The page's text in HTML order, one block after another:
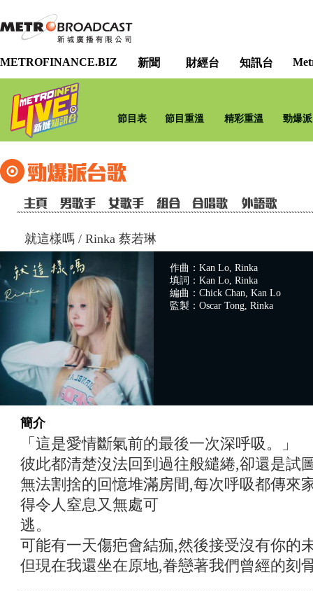
METROFINANCE.BIZ 新聞 財經台 知訊台
節目表 節目重溫 精彩重溫 勁爆
就這樣嗎 / Rinka 蔡若琳
作曲：Kan Lo, Rinka
填詞：Kan Lo, Rinka
編曲：Chick Chan, Kan Lo
監製：Oscar Tong, Rinka
簡介
「這是愛情斷氣前的最後一次深呼吸。」
彼此都清楚沒法回到過往般繾綣,卻還是試
無法割捨的回憶堆滿房間,每次呼吸都傳來
得令人窒息又無處可
逃。
可能有一天傷疤會結痂,然後接受沒有你的
但現在我還坐在原地,眷戀著我們曾經的刻